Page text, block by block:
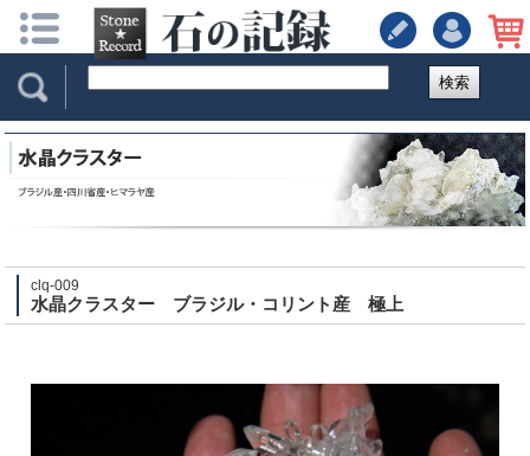
検索
clq-009
水晶クラスター ブラジル・コリント産 極上